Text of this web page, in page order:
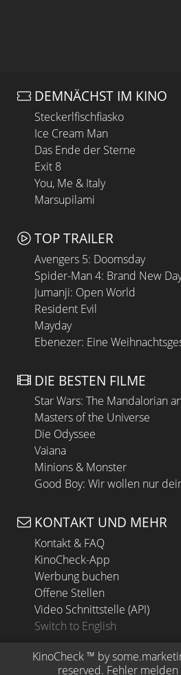
DEMNÄCHST IM KINO
Steckerlfischfiasko
Ice Cream Man
Das Ende der Sterne
Exit 8
You, Me & Italy
Marsupilami
TOP TRAILER
Avengers 5: Doomsday
Spider-Man 4: Brand New
Jumanji: Open World
Resident Evil
Mayday
Ebenezer: Eine
DIE BESTEN FILME
Star Wars: The Mandalorian
Masters of the Universe
Die Odyssee
Vaiana
Minions & Monster
Good Boy: Wir wollen nur
KONTAKT UND MEHR
Kontakt & FAQ
KinoCheck-App
Werbung buchen
Offene Stellen
Video Schnittstelle (API)
Switch to English
KinoCheck ™ by
reserved. Fehler melden